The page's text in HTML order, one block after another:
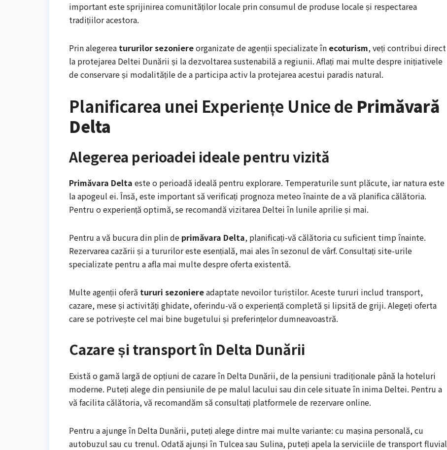
important este sprijinirea comunităților locale prin consumul de produse locale și respectarea
tradițiilor acestora.
Prin alegerea tururilor sezoniereorganizate de agenții specializate în ecoturism, veți contribui direct
la protejarea Deltei Dunării și la dezvoltarea sustenabilă a regiunii. Aflați mai multe despre inițiativele
de conservare și modalitățile de a participa activ la protejarea acestui paradis natural.
Planificarea unei Experiențe Unice de Primăvară
Delta
Alegerea perioadei ideale pentru vizită
Primăvara Delta este o perioadă ideală pentru explorare. Temperaturile sunt plăcute, iar natura este
la apogeul ei. Însă, este important să verificați prognoza meteo înainte de a vă planifica călătoria.
Pentru o experiență optimă, se recomandă vizitarea Deltei în lunile aprilie și mai.
Pentru a vă bucura din plin de primăvara Delta, planificați-vă călătoria cu suficient timp înainte.
Rezervarea cazării și a tururilor este esențială, mai ales în sezonul de vârf. Consultați site-urile
specializate pentru a afla mai multe despre oferta existentă.
Multe agenții oferă tururi sezoniereadaptate nevoilor turiștilor. Aceste tururi includ transport,
cazare, mese și activități ghidate, oferindu-vă o experiență completă și lipsită de griji. Alegeți oferta
care se potrivește cel mai bine bugetului și preferințelor dumneavoastră.
Cazare și transport în Delta Dunării
Există o gamă largă de opțiuni de cazare în Delta Dunării, de la pensiuni tradiționale până la hoteluri
moderne. Puteți alege din pensiunile de pe malul lacului sau din cele situate în inima Deltei. Pentru a
vă facilita călătoria, vă recomandăm să consultați platformele de rezervare online.
Pentru a ajunge în Delta Dunării, puteți alege dintre mai multe variante: cu mașina personală, cu
autobuzul sau cu trenul. Odată ajunși în Tulcea sau Sulina, puteți apela la serviciile de transport fluvial